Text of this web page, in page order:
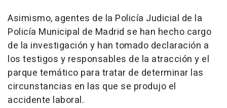
Asimismo, agentes de la Policía Judicial de la
Policía Municipal de Madrid se han hecho cargo
de la investigación y han tomado declaración a
los testigos y responsables de la atracción y el
parque temático para tratar de determinar las
circunstancias en las que se produjo el
accidente laboral.